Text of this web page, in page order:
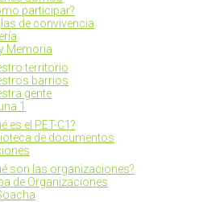
participar?
de convivencia
Memoria
territorio
barrios
gente
1
es el PET-C1?
de documentos
son las organizaciones?
de Organizaciones